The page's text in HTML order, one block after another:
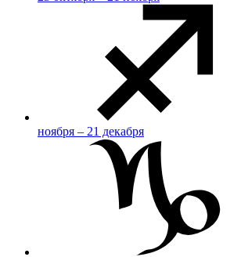
ноября – 21 декабря